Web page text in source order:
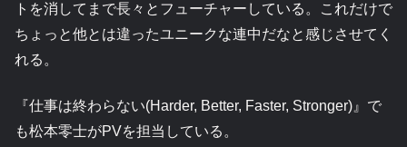
トを消してまで長々とフューチャーしている。これだけで
ちょっと他とは違ったユニークな連中だなと感じさせてく
れる。
『仕事は終わらない(Harder, Better, Faster, Stronger)』で
も松本零士がPVを担当している。